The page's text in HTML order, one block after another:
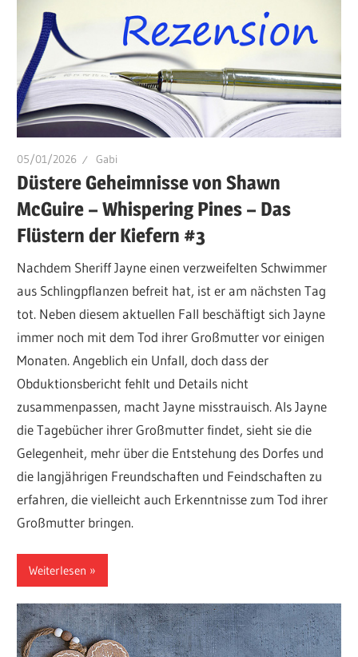
05/01/2026 Gabi
Düstere Geheimnisse von Shawn
McGuire – Whispering Pines – Das
Flüstern der Kiefern #3
Nachdem Sheriff Jayne einen verzweifelten Schwimmer
aus Schlingpflanzen befreit hat, ist er am nächsten Tag
tot. Neben diesem aktuellen Fall beschäftigt sich Jayne
immer noch mit dem Tod ihrer Großmutter vor einigen
Monaten. Angeblich ein Unfall, doch dass der
Obduktionsbericht fehlt und Details nicht
zusammenpassen, macht Jayne misstrauisch. Als Jayne
die Tagebücher ihrer Großmutter findet, sieht sie die
Gelegenheit, mehr über die Entstehung des Dorfes und
die langjährigen Freundschaften und Feindschaften zu
erfahren, die vielleicht auch Erkenntnisse zum Tod ihrer
Großmutter bringen.
Weiterlesen